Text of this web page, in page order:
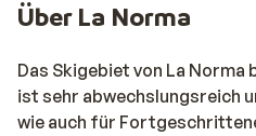
Über La Norma
Das Skigebiet von La Norma
ist sehr abwechslungsreich
wie auch für